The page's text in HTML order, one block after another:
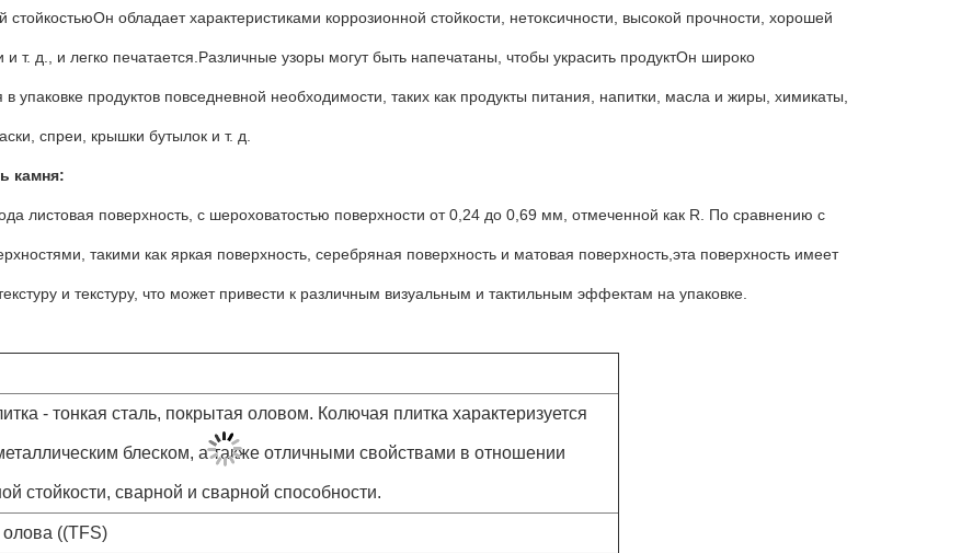
стойкостьюОн обладает характеристиками коррозионной стойкости, нетоксичности, высокой прочности, хорошей
и т. д., и легко печатается.Различные узоры могут быть напечатаны, чтобы украсить продуктОн широко
в упаковке продуктов повседневной необходимости, таких как продукты питания, напитки, масла и жиры, химикаты,
спреи, крышки бутылок и т. д.
камня:
листовая поверхность, с шероховатостью поверхности от 0,24 до 0,69 мм, отмеченной как R. По сравнению с
такими как яркая поверхность, серебряная поверхность и матовая поверхность,эта поверхность имеет
и текстуру, что может привести к различным визуальным и тактильным эффектам на упаковке.
- тонкая сталь, покрытая оловом. Колючая плитка характеризуется
блеском, а также отличными свойствами в отношении
стойкости, сварной и сварной способности.
((TFS)